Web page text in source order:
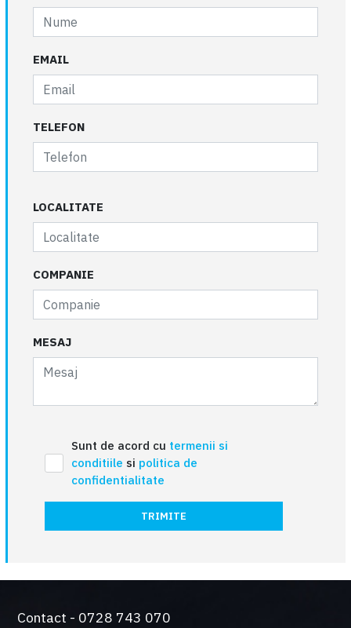
EMAIL
TELEFON
LOCALITATE
COMPANIE
MESAJ
Sunt de acord cu termenii si
conditiile si politica de
confidentialitate
TRIMITE
Contact - 0728 743 070